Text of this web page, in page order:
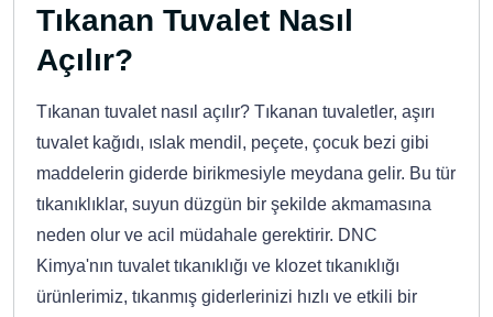
Tıkanan Tuvalet Nasıl
Açılır?
Tıkanan tuvalet nasıl açılır? Tıkanan tuvaletler, aşırı
tuvalet kağıdı, ıslak mendil, peçete, çocuk bezi gibi
maddelerin giderde birikmesiyle meydana gelir. Bu tür
tıkanıklıklar, suyun düzgün bir şekilde akmamasına
neden olur ve acil müdahale gerektirir. DNC
Kimya'nın tuvalet tıkanıklığı ve klozet tıkanıklığı
ürünlerimiz, tıkanmış giderlerinizi hızlı ve etkili bir